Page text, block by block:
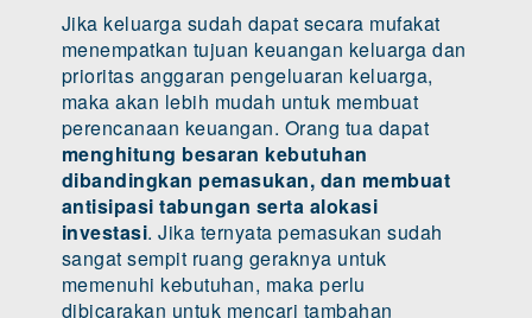
Jika keluarga sudah dapat secara mufakat
menempatkan tujuan keuangan keluarga dan
prioritas anggaran pengeluaran keluarga,
maka akan lebih mudah untuk membuat
perencanaan keuangan. Orang tua dapat
menghitung besaran kebutuhan
dibandingkan pemasukan, dan membuat
antisipasi tabungan serta alokasi
investasi. Jika ternyata pemasukan sudah
sangat sempit ruang geraknya untuk
memenuhi kebutuhan, maka perlu
dibicarakan untuk mencari tambahan